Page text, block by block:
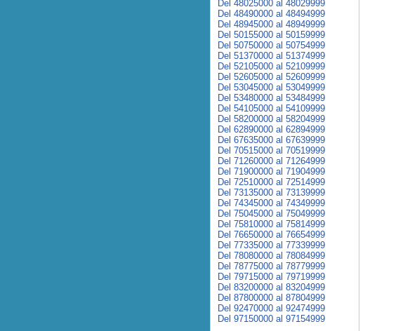
Del 48025000 al 48029999
Del 48490000 al 48494999
Del 48945000 al 48949999
Del 50155000 al 50159999
Del 50750000 al 50754999
Del 51370000 al 51374999
Del 52105000 al 52109999
Del 52605000 al 52609999
Del 53045000 al 53049999
Del 53480000 al 53484999
Del 54105000 al 54109999
Del 58200000 al 58204999
Del 62890000 al 62894999
Del 67635000 al 67639999
Del 70515000 al 70519999
Del 71260000 al 71264999
Del 71900000 al 71904999
Del 72510000 al 72514999
Del 73135000 al 73139999
Del 74345000 al 74349999
Del 75045000 al 75049999
Del 75810000 al 75814999
Del 76650000 al 76654999
Del 77335000 al 77339999
Del 78080000 al 78084999
Del 78775000 al 78779999
Del 79715000 al 79719999
Del 83200000 al 83204999
Del 87800000 al 87804999
Del 92470000 al 92474999
Del 97150000 al 97154999